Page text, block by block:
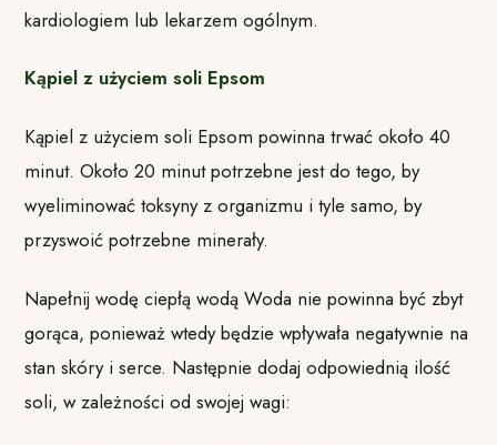
kardiologiem lub lekarzem ogólnym.
Kąpiel z użyciem soli Epsom
Kąpiel z użyciem soli Epsom powinna trwać około 40
minut. Około 20 minut potrzebne jest do tego, by
wyeliminować toksyny z organizmu i tyle samo, by
przyswoić potrzebne minerały.
Napełnij wodę ciepłą wodą Woda nie powinna być zbyt
gorąca, ponieważ wtedy będzie wpływała negatywnie na
stan skóry i serce. Następnie dodaj odpowiednią ilość
soli, w zależności od swojej wagi: